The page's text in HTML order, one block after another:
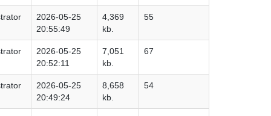
2026-05-25
20:55:49
4,369
kb.
55
2026-05-25
20:52:11
7,051
kb.
67
2026-05-25
20:49:24
8,658
kb.
54